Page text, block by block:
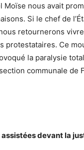
Moïse nous avait
Si le chef de
retournerons
protestataires. Ce
la paralysie
communale de
assistées devant la